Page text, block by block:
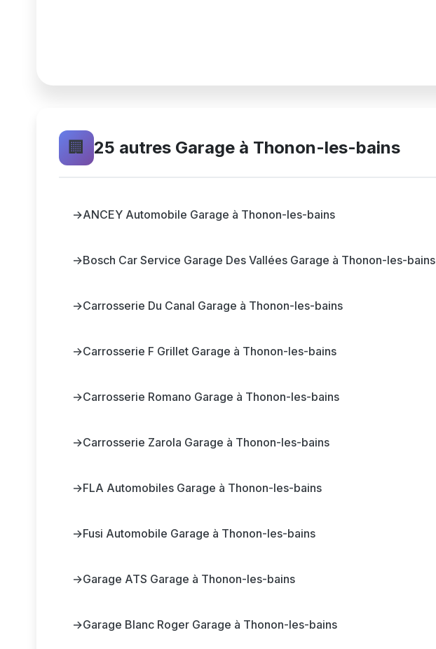
🏢 25 autres Garage à Thonon-les-bains
→ANCEY Automobile Garage à Thonon-les-bains
→Bosch Car Service Garage Des Vallées Garage à Thonon-les-bains
→Carrosserie Du Canal Garage à Thonon-les-bains
→Carrosserie F Grillet Garage à Thonon-les-bains
→Carrosserie Romano Garage à Thonon-les-bains
→Carrosserie Zarola Garage à Thonon-les-bains
→FLA Automobiles Garage à Thonon-les-bains
→Fusi Automobile Garage à Thonon-les-bains
→Garage ATS Garage à Thonon-les-bains
→Garage Blanc Roger Garage à Thonon-les-bains